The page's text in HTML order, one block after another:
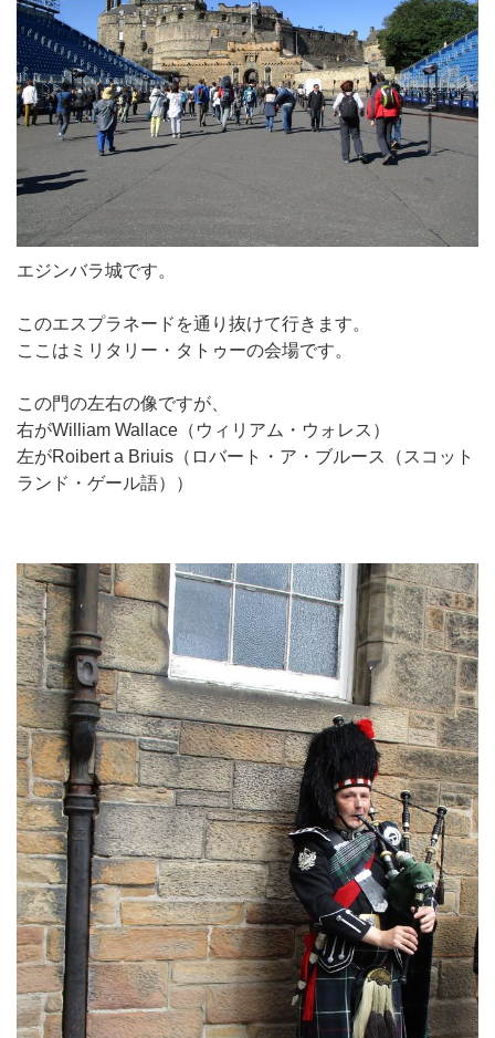
エジンバラ城です。
このエスプラネードを通り抜けて行きます。
ここはミリタリー・タトゥーの会場です。
この門の左右の像ですが、
右がWilliam Wallace（ウィリアム・ウォレス）
左がRoibert a Briuis（ロバート・ア・ブルース（スコット
ランド・ゲール語））